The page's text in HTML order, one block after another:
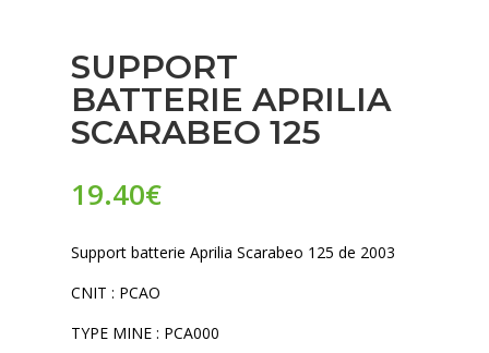
SUPPORT
BATTERIE APRILIA
SCARABEO 125
19.40€
Support batterie Aprilia Scarabeo 125 de 2003
CNIT : PCAO
TYPE MINE : PCA000